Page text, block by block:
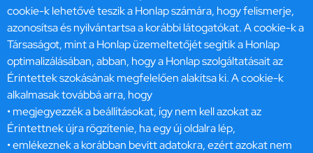
cookie-k lehetővé teszik a Honlap számára, hogy felismerje,
azonosítsa és nyilvántartsa a korábbi látogatókat. A cookie-k a
Társaságot, mint a Honlap üzemeltetőjét segítik a Honlap
optimalizálásában, abban, hogy a Honlap szolgáltatásait az
Érintettek szokásának megfelelően alakítsa ki. A cookie-k
alkalmasak továbbá arra, hogy
• megjegyezzék a beállításokat, így nem kell azokat az
Érintettnek újra rögzítenie, ha egy új oldalra lép,
• emlékeznek a korábban bevitt adatokra, ezért azokat nem